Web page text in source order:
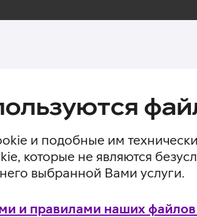
и подобные им
которые не являются
выбранной Вами услуги.
и правилами наших